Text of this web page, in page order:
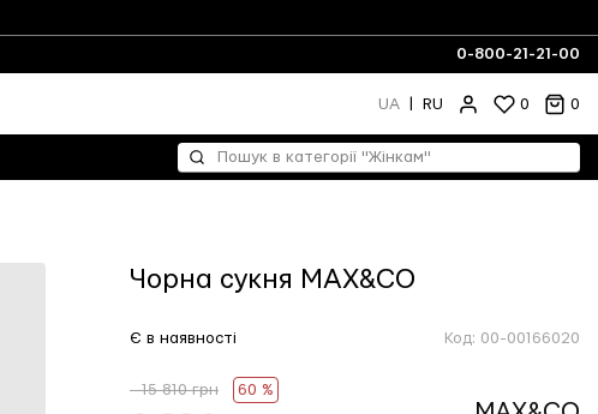
0-800-21-21-00
UA RU 0 0
Чорна сукня MAX&CO
Є в наявності Код: 00-00166020
- 15 810 грн 60 %